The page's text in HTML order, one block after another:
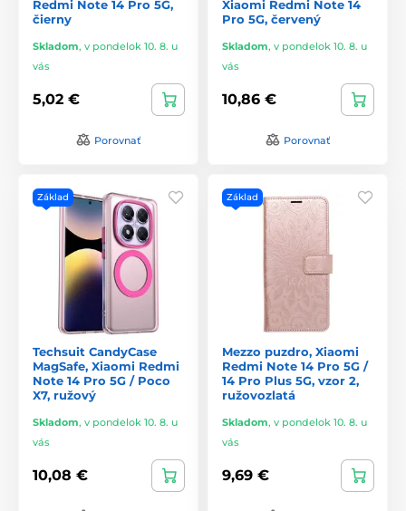
Redmi Note 14 Pro 5G,
čierny
Skladom, v pondelok 10. 8. u
vás
5,02 €
Porovnať
Xiaomi Redmi Note 14
Pro 5G, červený
Skladom, v pondelok 10. 8. u
vás
10,86 €
Porovnať
Základ
Techsuit CandyCase
MagSafe, Xiaomi Redmi
Note 14 Pro 5G / Poco
X7, ružový
Skladom, v pondelok 10. 8. u
vás
10,08 €
Základ
Mezzo puzdro, Xiaomi
Redmi Note 14 Pro 5G /
14 Pro Plus 5G, vzor 2,
ružovozlatá
Skladom, v pondelok 10. 8. u
vás
9,69 €